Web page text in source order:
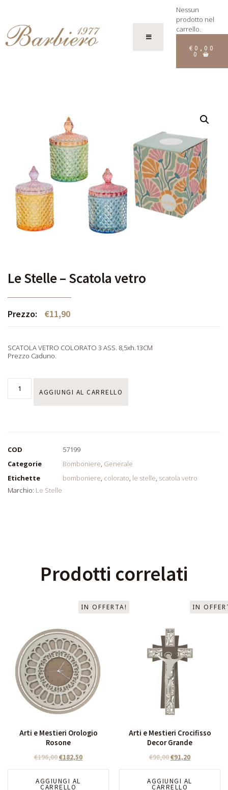
Nessun
prodotto nel
carrello.
€ 0,00
0
Le Stelle – Scatola vetro
Prezzo: €11,90
SCATOLA VETRO COLORATO 3 ASS. 8,5xh.13CM
Prezzo Caduno.
AGGIUNGI AL CARRELLO
COD
57199
Categorie
Bomboniere, Generale
Etichette
bomboniere, colorato, le stelle, scatola vetro
Marchio: Le Stelle
Prodotti correlati
IN OFFERTA!
Arti e Mestieri Orologio
Rosone
€196,00€182,50
AGGIUNGI AL
CARRELLO
IN
Arti e Mestieri Crocifisso
Decor Grande
€98,00€91,20
AGGIUNGI AL
CARRELLO